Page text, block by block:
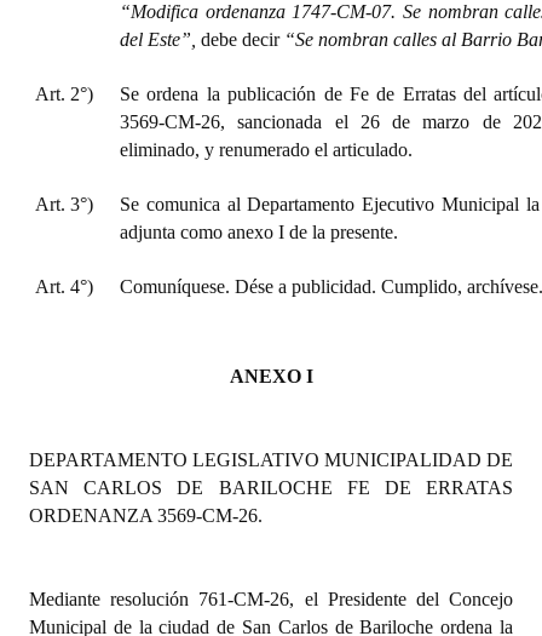
Ciudadano Ilustre - Registro
Huéspedes de Honor - Registro
Antiguos Pobladores - Registro
Reconocimientos - Registro
REFORMA DE LA CARTA ORGÁNICA
“Modifica ordenanza 1747-CM-07. Se nombran
del Este”, debe decir “Se nombran calles al Barrio
Art. 2°)
Se ordena la publicación de Fe de Erratas del
3569-CM-26, sancionada el 26 de marzo de
eliminado, y renumerado el articulado.
Art. 3°)
Se comunica al Departamento Ejecutivo Municipal
adjunta como anexo I de la presente.
Art. 4°) Comuníquese. Dése a publicidad. Cumplido, archívese.
ANEXO I
DEPARTAMENTO LEGISLATIVO MUNICIPALIDAD DE
SAN CARLOS DE BARILOCHE FE DE ERRATAS
ORDENANZA 3569-CM-26.
Mediante resolución 761-CM-26, el Presidente del Concejo
Municipal de la ciudad de San Carlos de Bariloche ordena la